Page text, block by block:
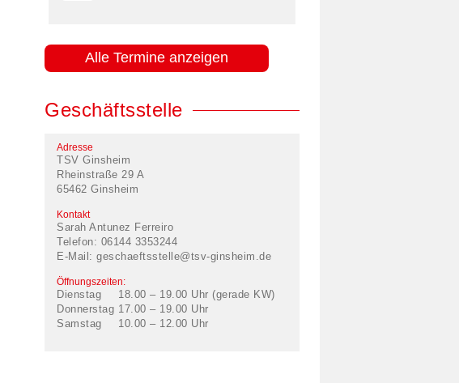
Alle Termine anzeigen
Geschäftsstelle
Adresse
TSV Ginsheim
Rheinstraße 29 A
65462 Ginsheim
Kontakt
Sarah Antunez Ferreiro
Telefon: 06144 3353244
E-Mail: geschaeftsstelle@tsv-ginsheim.de
Öffnungszeiten:
Dienstag
18.00 – 19.00 Uhr (gerade KW)
Donnerstag 17.00 – 19.00 Uhr
Samstag
10.00 – 12.00 Uhr